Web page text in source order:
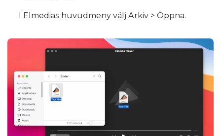
I Elmedias huvudmeny välj Arkiv > Öppna.